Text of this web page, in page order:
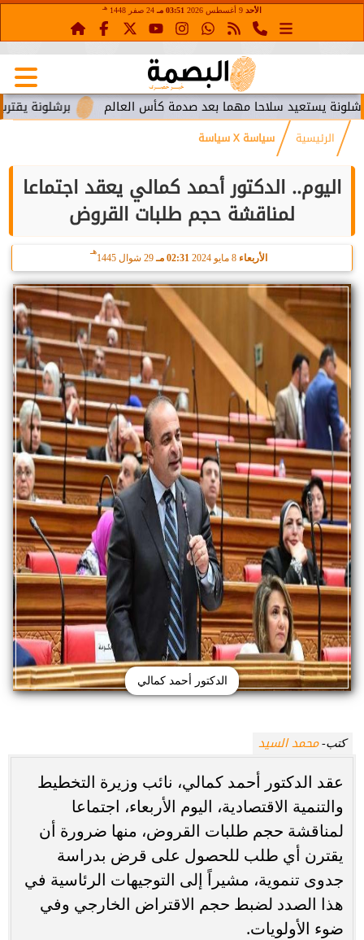
الأحد 03:51 مـ 24 صفر 1448 هـ
برشلونة يقترب من سلاحا مهما بعد صدمة كأس العالم
الرئيسية سياسة X سياسة
اليوم.. الدكتور أحمد كمالي يعقد اجتماعا
لمناقشة حجم طلبات القروض
الأربعاء 02:31 مـ 29 شوال 1445
هـ
الدكتور أحمد كمالي
كتب-محمد السيد
عقد الدكتور أحمد كمالي، نائب وزيرة التخطيط
والتنمية الاقتصادية، اليوم الأربعاء، اجتماعا
لمناقشة حجم طلبات القروض، منها ضرورة أن
يقترن أي طلب للحصول على قرض بدراسة
جدوى تنموية، مشيراً إلى التوجيهات الرئاسية في
هذا الصدد لضبط حجم الاقتراض الخارجي وفي
ضوء الأولويات.